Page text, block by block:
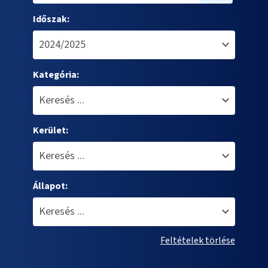
Időszak:
Kategória:
Kerület:
Állapot:
Feltételek törlése